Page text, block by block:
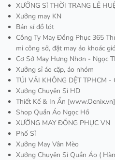
XƯỞNG Sỉ THỜI TRANG LÊ
Xưởng may KN
Bán sỉ đồ lót
Công Ty May Đồng Phục 365
mi công sở, đặt may áo khoác
Cơ Sở May Hưng Nhơn - Ngọc
Xưởng sỉ áo cặp, áo nhóm
TÚI VẢI KHÔNG DỆT TPHCM -
Xưởng Chuyên Sỉ HD
Thiết Kế & In Ấn [www.Oenix.vn]
Shop Quần Áo Ngọc Hồ
XƯỞNG MAY ĐỒNG PHỤC VN
Phố Sỉ
Xưởng May Vân Mèo
Xưởng Chuyên Sỉ Quần Áo (